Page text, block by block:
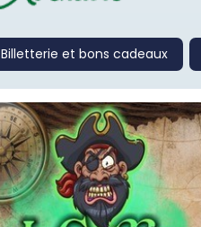
Billetterie et bons cadeaux